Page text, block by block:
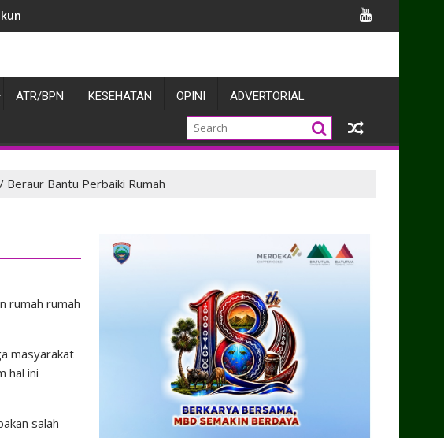
Penganugerahan Warga Kehormatan dan Brevet Kehormatan Korps
ATR/BPN KESEHATAN OPINI ADVERTORIAL
Beraur Bantu Perbaiki Rumah
rumah rumah
masyarakat
hal ini
salah